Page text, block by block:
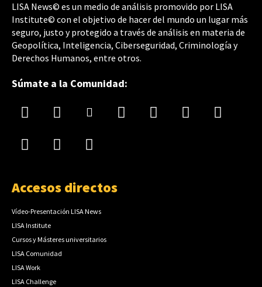
LISA News© es un medio de análisis promovido por LISA
Institute© con el objetivo de hacer del mundo un lugar más
seguro, justo y protegido a través de análisis en materia de
Geopolítica, Inteligencia, Ciberseguridad, Criminología y
Derechos Humanos, entre otros.
Súmate a la Comunidad:
Accesos directos
Vídeo-Presentación LISA News
LISA Institute
Cursos y Másteres universitarios
LISA Comunidad
LISA Work
LISA Challenge